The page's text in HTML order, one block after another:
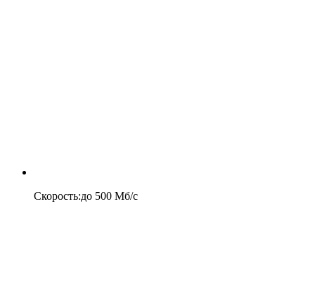
Скорость:до 500 Мб/c